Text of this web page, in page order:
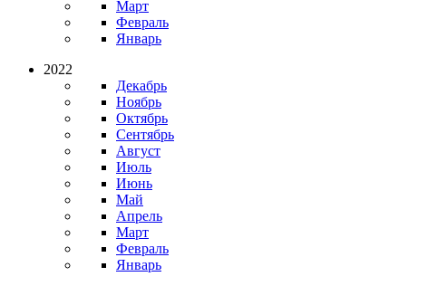
Март
Февраль
Январь
2022
Декабрь
Ноябрь
Октябрь
Сентябрь
Август
Июль
Июнь
Май
Апрель
Март
Февраль
Январь